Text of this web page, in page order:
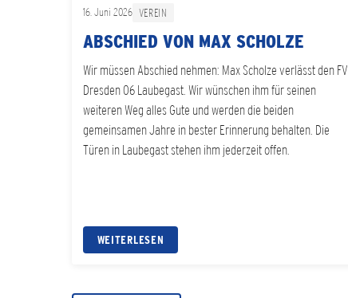
16. Juni 2026 VEREIN
ABSCHIED VON MAX SCHOLZE
Wir müssen Abschied nehmen: Max Scholze verlässt den FV
Dresden 06 Laubegast. Wir wünschen ihm für seinen
weiteren Weg alles Gute und werden die beiden
gemeinsamen Jahre in bester Erinnerung behalten. Die
Türen in Laubegast stehen ihm jederzeit offen.
WEITERLESEN